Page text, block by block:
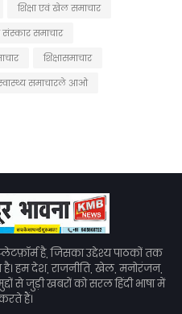
शिक्षा एवं खेल समाचार
संस्कार समाचार
शिक्षासमाचार
समाचारले आओ
है, जिसका उद्देश्य पाठकों तक
हम देश, राजनीति, खेल, मनोरंजन,
से जुड़ी खबरों को सरल हिंदी भाषा में
हैं।